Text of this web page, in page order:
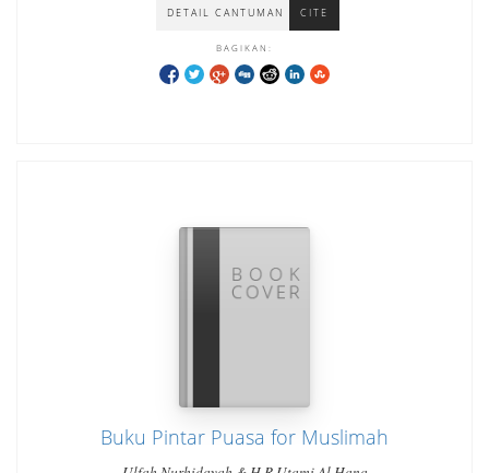
DETAIL CANTUMAN CITE
BAGIKAN:
Buku Pintar Puasa for Muslimah